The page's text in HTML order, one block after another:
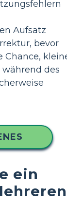
Aufsatz
bevor
Chance,
des
ein